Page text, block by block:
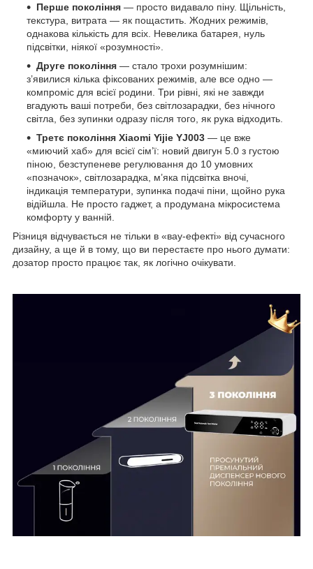
Перше покоління — просто видавало піну. Щільність,
текстура, витрата — як пощастить. Жодних режимів,
однакова кількість для всіх. Невелика батарея, нуль
підсвітки, ніякої «розумності».
Друге покоління — стало трохи розумнішим:
з’явилися кілька фіксованих режимів, але все одно —
компроміс для всієї родини. Три рівні, які не завжди
вгадують ваші потреби, без світлозарадки, без нічного
світла, без зупинки одразу після того, як рука відходить.
Третє покоління Xiaomi Yijie YJ003 — це вже
«миючий хаб» для всієї сім’ї: новий двигун 5.0 з густою
піною, безступеневе регулювання до 10 умовних
«позначок», світлозарадка, м’яка підсвітка вночі,
індикація температури, зупинка подачі піни, щойно рука
відійшла. Не просто гаджет, а продумана мікросистема
комфорту у ванній.
Різниця відчувається не тільки в «вау-ефекті» від сучасного
дизайну, а ще й в тому, що ви перестаєте про нього думати:
дозатор просто працює так, як логічно очікувати.